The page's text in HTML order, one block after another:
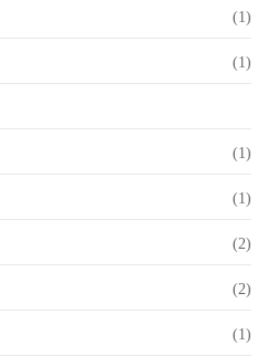
(1)
(1)
(1)
(1)
(2)
(2)
(1)